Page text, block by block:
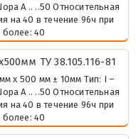
А .. ..50 Относительная
на 40 в течение 96ч при
более: 40
ТУ 38.105.116-81
х 500 мм ± 10мм Тип: I –
А .. ..50 Относительная
на 40 в течение 96ч при
более: 40